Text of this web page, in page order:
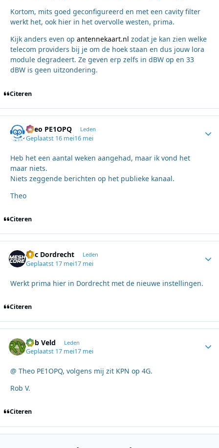
Kortom, mits goed geconfigureerd en met een cavity filter
werkt het, ook hier in het overvolle westen, prima.
Kijk anders even op antennekaart.nl zodat je kan zien welke
telecom providers bij je om de hoek staan en dus jouw lora
module degradeert. Ze geven erp zelfs in dBW op en 33
dBW is geen uitzondering.
Citeren
Theo PE1OPQ Leden
Geplaatst 16 mei16 mei
Heb het een aantal weken aangehad, maar ik vond het
maar niets.
Niets zeggende berichten op het publieke kanaal.
Theo
Citeren
Eric Dordrecht Leden
Geplaatst 17 mei17 mei
Werkt prima hier in Dordrecht met de nieuwe instellingen.
Citeren
Rob Veld Leden
Geplaatst 17 mei17 mei
@ Theo PE1OPQ, volgens mij zit KPN op 4G.
Rob V.
Citeren